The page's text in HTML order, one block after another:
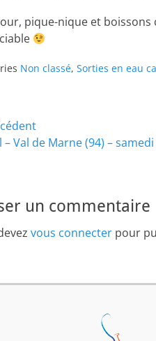
pique-nique et
Non classé, Sorties en eau
– Val de Marne (94) –
un commentaire
vous connecter pour